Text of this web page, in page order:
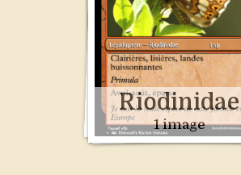
Riodinidae
1 image